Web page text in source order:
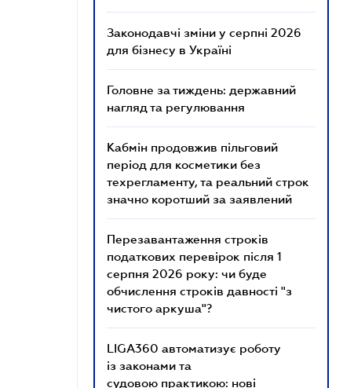
Законодавчі зміни у серпні 2026
для бізнесу в Україні
Головне за тиждень: державний
нагляд та регулювання
Кабмін продовжив пільговий
період для косметики без
техрегламенту, та реальний строк
значно коротший за заявлений
Перезавантаження строків
податкових перевірок після 1
серпня 2026 року: чи буде
обчислення строків давності "з
чистого аркуша"?
LIGA360 автоматизує роботу
із законами та
судовою практикою: нові